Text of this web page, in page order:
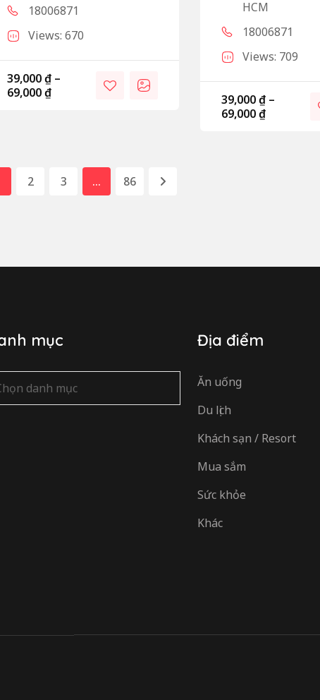
18006871
Views: 670
39,000₫ –
69,000₫
HCM
18006871
Views: 709
39,000₫ –
69,000₫
2 3 … 86
mục Địa điểm
Ăn uống
Du lịch
Khách sạn / Resort
Mua sắm
Sức khỏe
Khác